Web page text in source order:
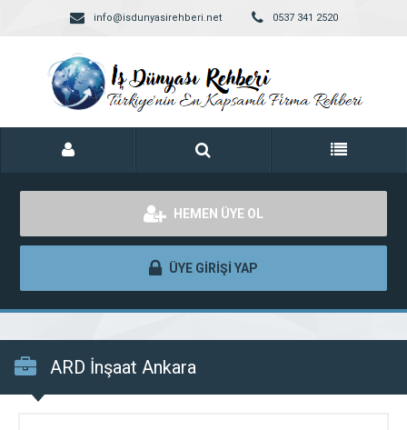
info@isdunyasirehberi.net 0537 341 2520
HEMEN ÜYE OL
ÜYE GİRİŞİ YAP
ARD İnşaat Ankara